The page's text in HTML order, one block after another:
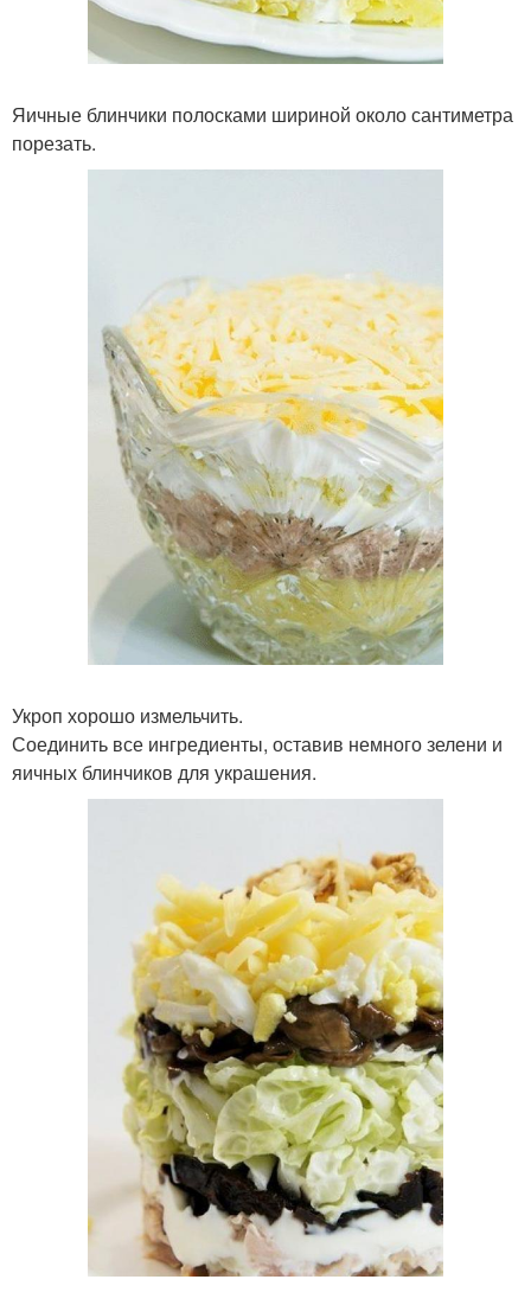
Яичные блинчики полосками шириной около сантиметра
порезать.
Укроп хорошо измельчить.
Соединить все ингредиенты, оставив немного зелени и
яичных блинчиков для украшения.